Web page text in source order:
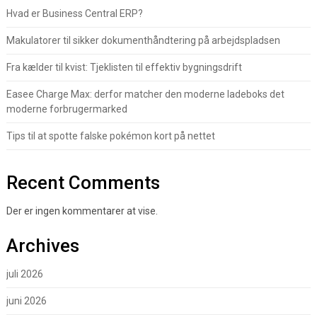
Hvad er Business Central ERP?
Makulatorer til sikker dokumenthåndtering på arbejdspladsen
Fra kælder til kvist: Tjeklisten til effektiv bygningsdrift
Easee Charge Max: derfor matcher den moderne ladeboks det
moderne forbrugermarked
Tips til at spotte falske pokémon kort på nettet
Recent Comments
Der er ingen kommentarer at vise.
Archives
juli 2026
juni 2026